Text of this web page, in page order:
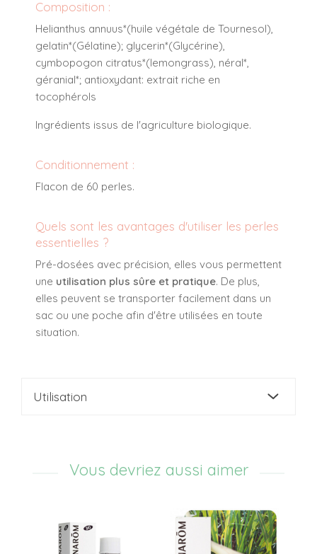
Composition :
Helianthus annuus*(huile végétale de Tournesol),
gelatin*(Gélatine); glycerin*(Glycérine),
cymbopogon citratus*(lemongrass), néral*,
géranial*; antioxydant: extrait riche en
tocophérols
Ingrédients issus de l'agriculture biologique.
Conditionnement :
Flacon de 60 perles.
Quels sont les avantages d'utiliser les perles
essentielles ?
Pré-dosées avec précision, elles vous permettent
une utilisation plus sûre et pratique. De plus,
elles peuvent se transporter facilement dans un
sac ou une poche afin d'être utilisées en toute
situation.
Utilisation
Vous devriez aussi aimer